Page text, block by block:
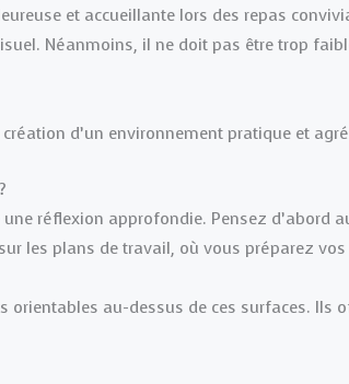
et accueillante lors des repas
Néanmoins, il ne doit pas être trop
d’un environnement pratique et
réflexion approfondie. Pensez d’abord
les plans de travail, où vous préparez vos
orientables au-dessus de ces surfaces. Ils